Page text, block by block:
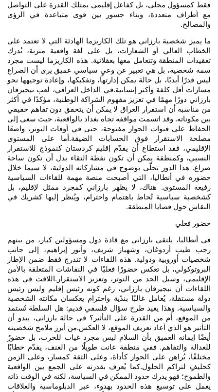
فقط كمسؤول محلي، بل كفاعل إقليمي يمتلك القدرة على التواصل
مع أطراف متعددة، وبناء جسور بين قوى متباعدة في الرؤى
والمصالح.
ما يميز شخصية بارزاني هو تلك الكاريزما الهادئة التي لا تعتمد على
الخطاب العالي أو الشعارات، بل على لغة واقعية متزنة، تُدرك
تعقيدات المنطقة وتتعامل معها بعقلانية. هذه الكاريزما ليست مجرد
سمة شخصية، بل هي تعبير عن وعيٍ سياسي عميق يرى أن الصراع
ليس قدرًا أبديًا، بل حالة يمكن إدارتها، وتفكيكها، وإعادة توجيهها نحو
مسارات أقل كلفة وأكثر إنسانية.في الداخل العراقي، لعب نيجيرفان
بارزاني دورًا مهمًا في تعزيز مفهوم الشراكة الوطنية، مؤكدًا في أكثر
من مناسبة أن استقرار العراق لا يمكن أن يتحقق دون تفاهم حقيقي
بين مكوناته. وقد اتسمت مواقفه تجاه بغداد بالواقعية، حيث سعى إلى
الحفاظ على قنوات الحوار مفتوحة، حتى في أوقات التوتر، واضعًا
مصلحة الاستقرار فوق الحسابات الضيقة.أما على المستوى
الإقليمي، فقد استطاع أن يقدّم إقليم كردستان كنموذج للاستقرار
النسبي، وكمنطقة يمكن أن تكون نقطة التقاء بدل أن تكون ساحة
صراع. هذا الدور تجلّى بوضوح في مشاركاته الدولية، لا سيما خلال
حضوره في أنطاليا، التي أصبحت منصة مهمة للقاءات السياسية
رفيعة المستوى. هناك، لا يظهر بارزاني كمجرد ممثل لإقليم، بل
كشخصية سياسية تُحاط باهتمام واحترام، ويُنظر إليها كشريك في
النقاش حول قضايا المنطقة.
حضور فعلي
في أنطاليا، يلتقي بارزاني مع قادة دول ومسؤولين كبار، من بينهم
رجب طيب أردوغان، وشهباز شريف، وأنور إبراهيم، إلى جانب
شخصيات أوروبية ودولية. هذه اللقاءات لا تندرج فقط ضمن الإطار
البروتوكولي، بل تعكس حضورًا فعليًا في النقاشات المتعلقة بالأمن
الإقليمي، وسبل الحد من التوتر، وتعزيز الاستقرار.اللافت في هذه
اللقاءات أن نيجيرفان بارزاني، رغم كونه رئيس إقليم وليس رئيس
دولة مستقلة، يُعامل غالبًا بندّية واحترام يعكسان مكانته الشخصية
والسياسية. وهذا يعيد طرح سؤال فلسفي قديم: هل السلطة تُستمد
من الموقع، أم من القدرة على التأثير؟ في حالة بارزاني، يبدو أن
التأثير هو الذي أعاد تعريف الموقع، لا العكس.من أبرز ملامح شخصيته
أيضًا إيمانه العميق بأن السلام ليس مجرد غياب للحرب، بل حضورٌ
للعدالة والتفاهم. ففي منطقة عانت طويلًا من العنف، يقدّم خطابًا
مختلفًا، يُراهن على الحوار كأداة، وعلى الثقة كمسار، وعلى الزمن
كحليفٍ لتراكم الحلول.كما يُعرف بقدرته على الجمع بين الواقعية
والطموح؛ فهو يدرك حدود الممكن في السياسة، لكنه في الوقت ذاته
يعمل على توسيع هذه الحدود بهدوء، عبر الدبلوماسية والعلاقات